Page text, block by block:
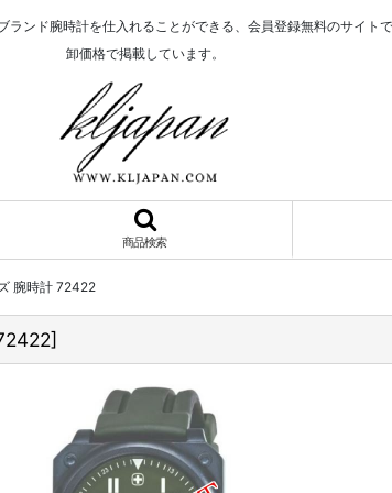
ランド腕時計を仕入れることができる、会員登録無料のサイトで
卸価格で掲載しています。
商品検索
腕時計 72422
]